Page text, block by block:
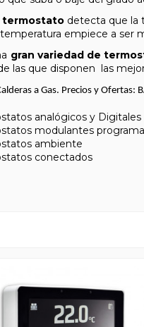
termostato detecta que la
empiece a ser
gran variedad de
las que disponen las
a Gas. Precios y Ofertas:
analógicos y Digitales
modulantes
ambiente
conectados